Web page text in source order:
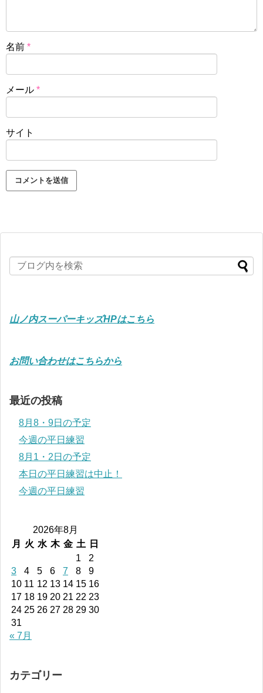
名前 *
メール *
サイト
山ノ内スーパーキッズHPはこちら
お問い合わせはこちらから
最近の投稿
8月8・9日の予定
今週の平日練習
8月1・2日の予定
本日の平日練習は中止！
今週の平日練習
2026年8月
月
火 水 木 金 土
日
1
2
3
4 5 6 7 8
9
10 11 12 13 14 15 16
17 18 19 20 21 22 23
24 25 26 27 28 29 30
31
« 7月
カテゴリー